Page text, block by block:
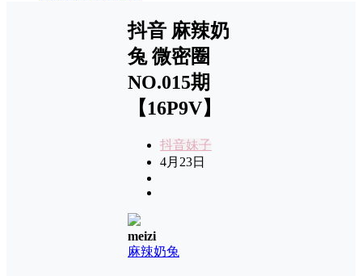
抖音 麻辣奶
兔 微密圈
NO.015期
【16P9V】
抖音妹子
4月23日
meizi
麻辣奶兔